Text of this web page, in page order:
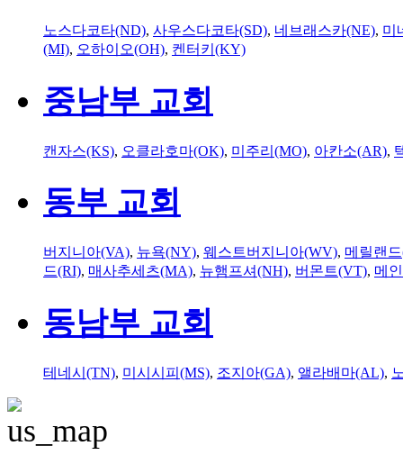
노스다코타(ND), 사우스다코타(SD), 네브래스카(NE), 미
(MI), 오하이오(OH), 켄터키(KY)
중남부 교회
캔자스(KS), 오클라호마(OK), 미주리(MO), 아칸소(AR),
동부 교회
버지니아(VA), 뉴욕(NY), 웨스트버지니아(WV), 메릴랜
드(RI), 매사추세츠(MA), 뉴햄프셔(NH), 버몬트(VT), 메
동남부 교회
테네시(TN), 미시시피(MS), 조지아(GA), 앨라배마(AL),